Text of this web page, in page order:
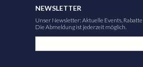
NEWSLETTER
Unser Newsletter: Aktuelle Events,
Die Abmeldung ist jederzeit möglich.